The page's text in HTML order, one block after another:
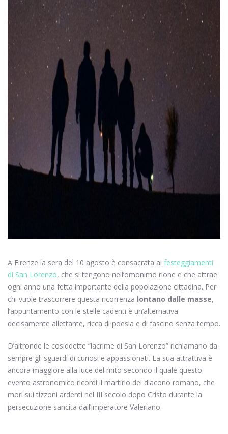
A Firenze la sera del 10 agosto è consacrata ai festeggiamenti
di San Lorenzo, che si tengono nell’omonimo rione e che attrae
ogni anno una fetta importante della popolazione cittadina. Per
chi vuole trascorrere questa ricorrenza lontano dalle masse,
l’appuntamento con le stelle cadenti è un’alternativa
decisamente allettante, ricca di poesia e di fascino senza tempo.
D’altronde le cosiddette “lacrime di San Lorenzo” richiamano da
sempre gli sguardi di curiosi e appassionati. La sua attrattiva è
ancora maggiore alla luce del mito secondo il quale questo
evento astronomico ricordi il martirio del diacono romano, che
morì sui tizzoni ardenti nel III secolo dopo Cristo durante la
persecuzione sancita dall’imperatore Valeriano.